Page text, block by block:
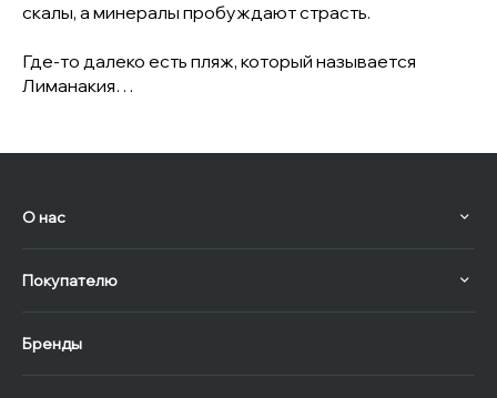
скалы, а минералы пробуждают страсть.
Где-то далеко есть пляж, который называется
Лиманакия…
О нас
Покупателю
Бренды